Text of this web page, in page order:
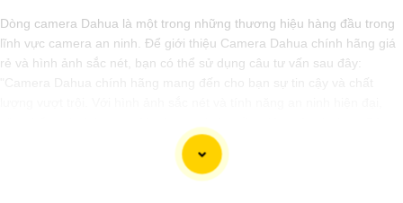
Dòng camera Dahua là một trong những thương hiệu hàng đầu trong
lĩnh vực camera an ninh. Để giới thiệu Camera Dahua chính hãng giá
rẻ và hình ảnh sắc nét, bạn có thể sử dụng câu tư vấn sau đây:
ngần ngại trải nghiệm sự ổn định và chất lượng vượt trội của Camera
Dahua chính hãng với mức giá vô cùng hấp dẫn."